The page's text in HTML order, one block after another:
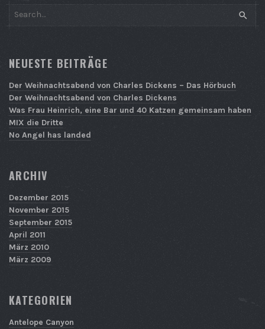
NEUESTE BEITRÄGE
Der Weihnachtsabend von Charles Dickens – Das Hörbuch
Der Weihnachtsabend von Charles Dickens
Was Frau Heinrich, eine Bar und 40 Katzen gemeinsam haben
MIX die Dritte
No Angel has landed
ARCHIV
Dezember 2015
November 2015
September 2015
April 2011
März 2010
März 2009
KATEGORIEN
Antelope Canyon